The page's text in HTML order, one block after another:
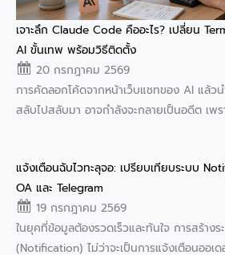
เจาะลึก Claude Code คืออะไร? เปลี่ยน
AI ขั้นเทพ พร้อมวิธีติดตั้ง
20 กรกฎาคม 2569
การคัดลอกโค้ดจากหน้าเว็บแชทของ AI แล้ว
สลับไปสลับมา อาจกำลังจะกลายเป็นอดีต เพร
แจ้งเตือนฉับไวทะลุจอ: เปรียบเทียบระบบ
OA และ Telegram
19 กรกฎาคม 2569
ในยุคที่ข้อมูลต้องรวดเร็วและทันใจ การสร้างร
(Notification) ไม่ว่าจะเป็นการแจ้งเตือนออเ